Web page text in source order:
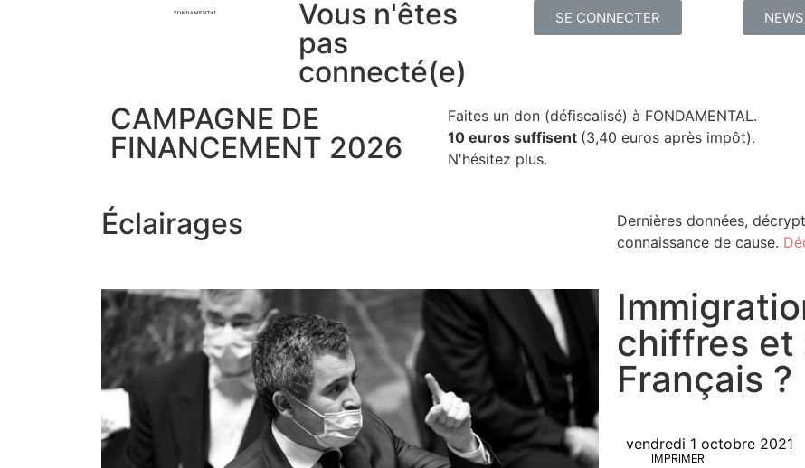
Vous n'êtes
pas
connecté(e)
SE CONNECTER
CAMPAGNE DE
FINANCEMENT 2026
Faites un don (défiscalisé) à FONDAMENTAL.
10 euros suffisent (3,40 euros après impôt).
N'hésitez plus.
Éclairages
Dernières données,
connaissance de cause.
chiffres et
Français ?
vendredi 1 octobre 2021
IMPRIMER